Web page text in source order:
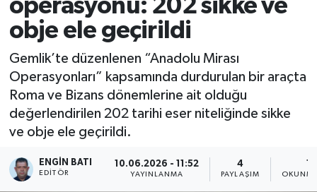
operasyonu: 202 sikke ve
obje ele geçirildi
Gemlik’te düzenlenen “Anadolu Mirası
Operasyonları” kapsamında durdurulan bir araçta
Roma ve Bizans dönemlerine ait olduğu
değerlendirilen 202 tarihi eser niteliğinde sikke
ve obje ele geçirildi.
ENGIN BATI
EDITÖR
10.06.2026 - 11:52
YAYINLANMA
4
PAYLAŞIM
Haber Arşivi